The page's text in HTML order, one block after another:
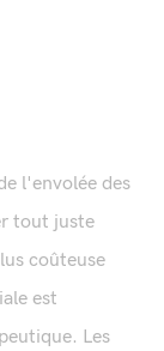
l'envolée des
tout juste
coûteuse
est
Les